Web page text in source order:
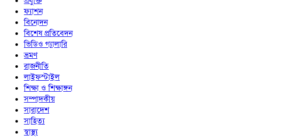
ফ্যাশন
বিনোদন
বিশেষ প্রতিবেদন
ভিডিও গ্যালারি
ভ্রমণ
রাজনীতি
লাইফস্টাইল
শিক্ষা ও শিক্ষাঙ্গন
সম্পাদকীয়
সারাদেশ
সাহিত্য
স্বাস্থ্য